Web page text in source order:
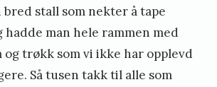
bred stall som nekter å tape
man hele rammen med
og trøkk som vi ikke har opplevd
Så tusen takk til alle som